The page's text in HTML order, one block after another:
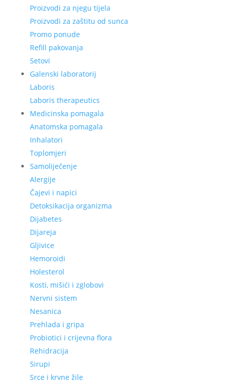
Proizvodi za njegu tijela
Proizvodi za zaštitu od sunca
Promo ponude
Refill pakovanja
Setovi
Galenski laboratorij
Laboris
Laboris therapeutics
Medicinska pomagala
Anatomska pomagala
Inhalatori
Toplomjeri
Samoliječenje
Alergije
Čajevi i napici
Detoksikacija organizma
Dijabetes
Dijareja
Gljivice
Hemoroidi
Holesterol
Kosti, mišići i zglobovi
Nervni sistem
Nesanica
Prehlada i gripa
Probiotici i crijevna flora
Rehidracija
Sirupi
Srce i krvne žile